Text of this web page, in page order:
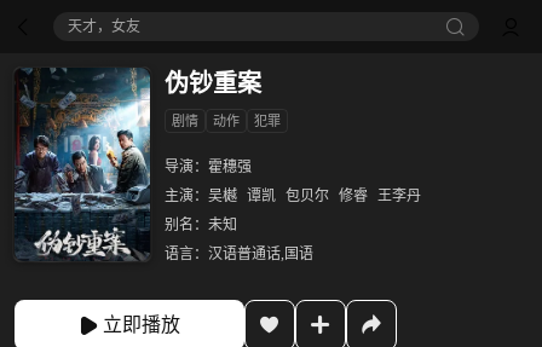
天才，女友
伪钞重案
剧情 动作 犯罪
导演： 霍穗强
主演： 吴樾 谭凯 包贝尔 修睿 王李丹
别名： 未知
语言： 汉语普通话,国语
立即播放